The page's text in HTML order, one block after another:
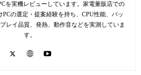
を実機レビューしています。家電量販店での
PCの選定・提案経験を持ち、CPU性能、バッ
レイ品質、発熱、動作音などを実測していま
す。